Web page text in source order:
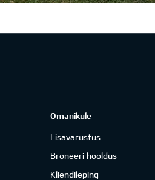
Omanikule
Lisavarustus
Broneeri hooldus
Kliendileping